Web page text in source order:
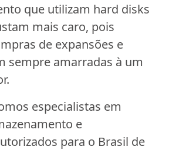
que utilizam hard disks
mais caro, pois
de expansões e
sempre amarradas à um
especialistas em
e
para o Brasil de